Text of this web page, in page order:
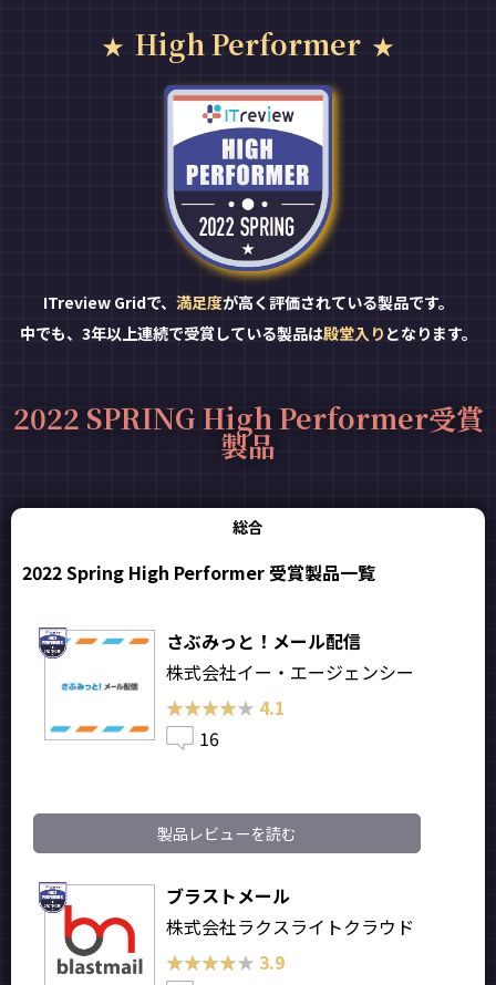
High Performer
ITreview Gridで、 満足度が高く評価されている製品です。
中でも、3年以上連続で受賞している製品は殿堂入り となります。
2022 SPRING High Performer受賞
製品
総合
2022 Spring High Performer 受賞製品一覧
さぶみっと！メール配信
株式会社イー・エージェンシー
★★★★★
★★★★★ 4.1
16
製品レビューを読む
ブラストメール
株式会社ラクスライトクラウド
★★★★★
★★★★★ 3.9